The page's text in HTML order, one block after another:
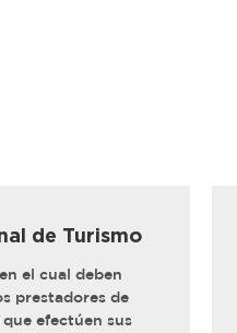
de Turismo
el cual deben
prestadores de
efectúen sus